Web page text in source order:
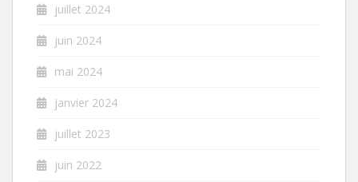
juillet 2024
juin 2024
mai 2024
janvier 2024
juillet 2023
juin 2022